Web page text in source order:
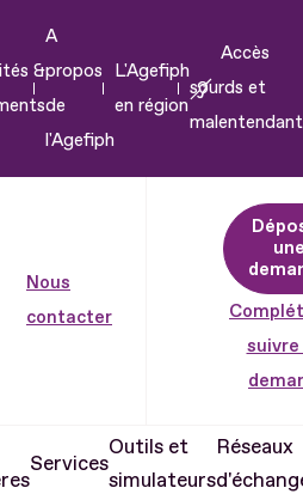
&
A
propos
de
l'Agefiph
L'Agefiph
en région
Accès
sourds et
Nous
contacter
suivre
Services
Outils et
simulateurs
Réseaux